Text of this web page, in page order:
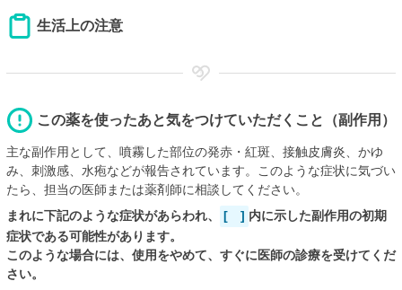
生活上の注意
この薬を使ったあと気をつけていただくこと（副作用）
主な副作用として、噴霧した部位の発赤・紅斑、接触皮膚炎、かゆ
み、刺激感、水疱などが報告されています。このような症状に気づい
たら、担当の医師または薬剤師に相談してください。
まれに下記のような症状があらわれ、
[ ] 内に示した副作用の初期
症状である可能性があります。
このような場合には、使用をやめて、すぐに医師の診療を受けてくだ
さい。